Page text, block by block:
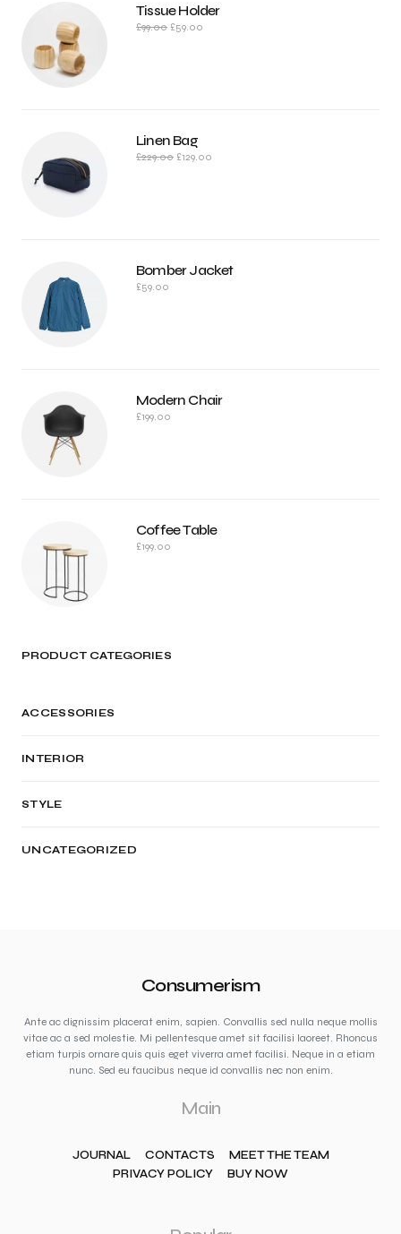
Tissue Holder
£99.00 £59.00
Linen Bag
£229.00 £129.00
Bomber Jacket
£59.00
Modern Chair
£199.00
Coffee Table
£199.00
PRODUCT CATEGORIES
ACCESSORIES
INTERIOR
STYLE
UNCATEGORIZED
Consumerism
Ante ac dignissim placerat enim, sapien. Convallis sed nulla neque mollis
vitae ac a sed molestie. Mi pellentesque amet sit facilisi laoreet. Rhoncus
etiam turpis ornare quis quis eget viverra amet facilisi. Neque in a etiam
nunc. Sed eu faucibus neque id convallis nec non enim.
Main
JOURNAL CONTACTS
MEET THE TEAM
PRIVACY POLICY
BUY NOW